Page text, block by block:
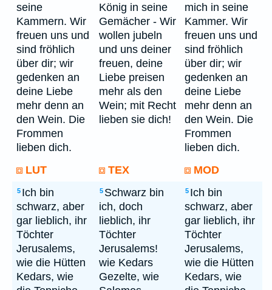
seine
Kammern. Wir
freuen uns und
sind fröhlich
über dir; wir
gedenken an
deine Liebe
mehr denn an
den Wein. Die
Frommen
lieben dich.
König in seine
Gemächer - Wir
wollen jubeln
und uns deiner
freuen, deine
Liebe preisen
mehr als den
Wein; mit Recht
lieben sie dich!
mich in seine
Kammer. Wir
freuen uns und
sind fröhlich
über dir; wir
gedenken an
deine Liebe
mehr denn an
den Wein. Die
Frommen
lieben dich.
LUT
TEX MOD
5 Ich bin
schwarz, aber
gar lieblich, ihr
Töchter
Jerusalems,
wie die Hütten
Kedars, wie
5 Schwarz bin
ich, doch
lieblich, ihr
Töchter
Jerusalems!
wie Kedars
Gezelte, wie
5 Ich bin
schwarz, aber
gar lieblich, ihr
Töchter
Jerusalems,
wie die Hütten
Kedars, wie